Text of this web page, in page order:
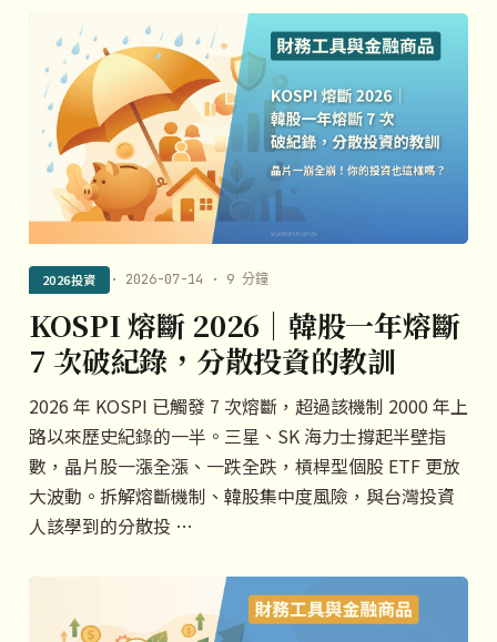
2026投資 · 2026-07-14 · 9 分鐘
KOSPI 熔斷 2026｜韓股一年熔斷
7 次破紀錄，分散投資的教訓
2026 年 KOSPI 已觸發 7 次熔斷，超過該機制 2000 年上
路以來歷史紀錄的一半。三星、SK 海力士撐起半壁指
數，晶片股一漲全漲、一跌全跌，槓桿型個股 ETF 更放
大波動。拆解熔斷機制、韓股集中度風險，與台灣投資
人該學到的分散投 …